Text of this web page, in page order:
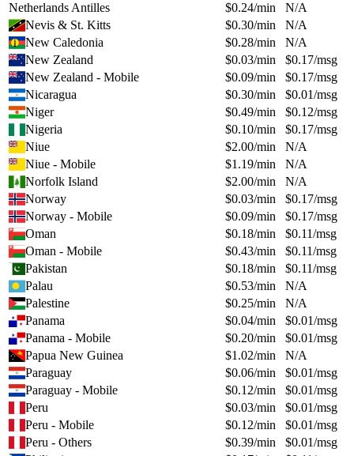
Netherlands Antilles
$0.24/min
N/A
Nevis & St. Kitts
$0.30/min
N/A
New Caledonia
$0.28/min
N/A
New Zealand
$0.03/min $0.17/msg
New Zealand - Mobile
$0.09/min $0.17/msg
Nicaragua
$0.30/min $0.01/msg
Niger
$0.49/min $0.12/msg
Nigeria
$0.10/min $0.17/msg
Niue
$2.00/min
N/A
Niue - Mobile
$1.19/min
N/A
Norfolk Island
$2.00/min
N/A
Norway
$0.03/min $0.17/msg
Norway - Mobile
$0.09/min $0.17/msg
Oman
$0.18/min $0.11/msg
Oman - Mobile
$0.43/min $0.11/msg
Pakistan
$0.18/min $0.11/msg
Palau
$0.53/min
N/A
Palestine
$0.25/min
N/A
Panama
$0.04/min $0.01/msg
Panama - Mobile
$0.20/min $0.01/msg
Papua New Guinea
$1.02/min
N/A
Paraguay
$0.06/min $0.01/msg
Paraguay - Mobile
$0.12/min $0.01/msg
Peru
$0.03/min $0.01/msg
Peru - Mobile
$0.12/min $0.01/msg
Peru - Others
$0.39/min $0.01/msg